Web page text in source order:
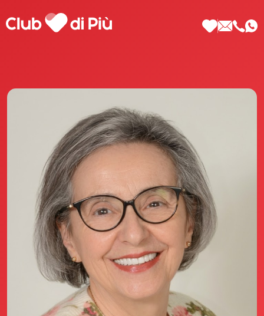
Scopri Club di Più
Le testimonianze Club di Più
La fondatrice Valeria Pilla
Annunci Donne
Agenzia matrimoniale Club di Più
Love Notebook
Il libro Donna di Cuori
Quanto costa Club di Più
Love Academy
Domande Frequenti